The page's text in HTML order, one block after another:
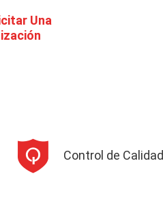
Una
Control de Calidad